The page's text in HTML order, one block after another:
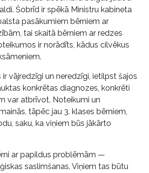
Šobrīd ir spēkā Ministru kabineta
pasākumiem bērniem ar
tai skaitā bērniem ar redzes
ir norādīts, kādus cilvēkus
ir vājredzīgi un neredzīgi, ietilpst šajos
konkrētas diagnozes, konkrēti
var atbrīvot. Noteikumi un
tāpēc jau 3. klases bērniem,
saku, ka viņiem būs jākārto
ar papildus problēmām —
saslimšanas. Viņiem tas būtu